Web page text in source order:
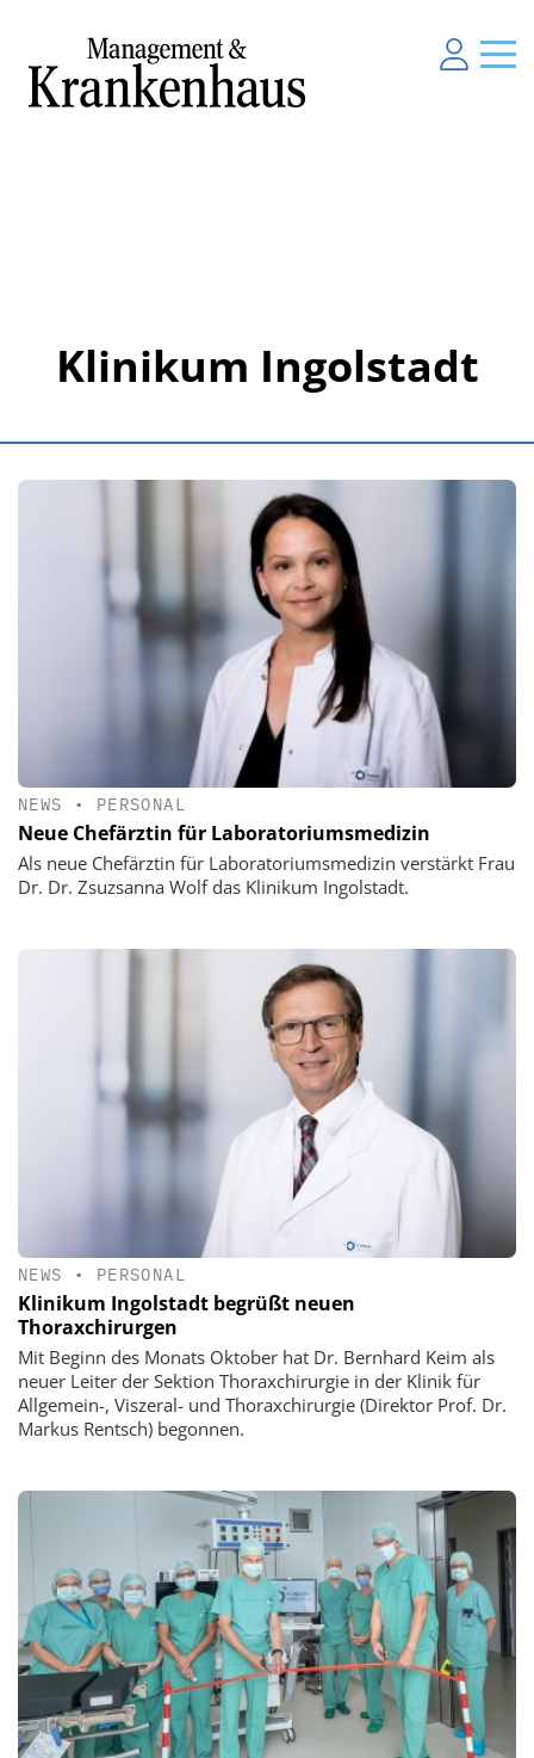
Klinikum Ingolstadt
NEWS • PERSONAL
Neue Chefärztin für Laboratoriumsmedizin
Als neue Chefärztin für Laboratoriumsmedizin verstärkt Frau
Dr. Dr. Zsuzsanna Wolf das Klinikum Ingolstadt.
NEWS • PERSONAL
Klinikum Ingolstadt begrüßt neuen
Thoraxchirurgen
Mit Beginn des Monats Oktober hat Dr. Bernhard Keim als
neuer Leiter der Sektion Thoraxchirurgie in der Klinik für
Allgemein-, Viszeral- und Thoraxchirurgie (Direktor Prof. Dr.
Markus Rentsch) begonnen.